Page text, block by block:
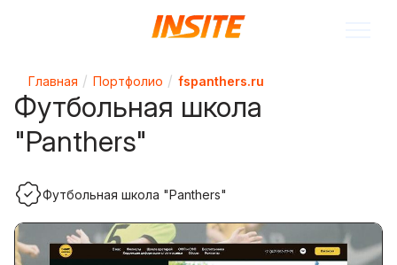
Главная Портфолио fspanthers.ru
Футбольная школа
"Panthers"
Футбольная школа "Panthers"